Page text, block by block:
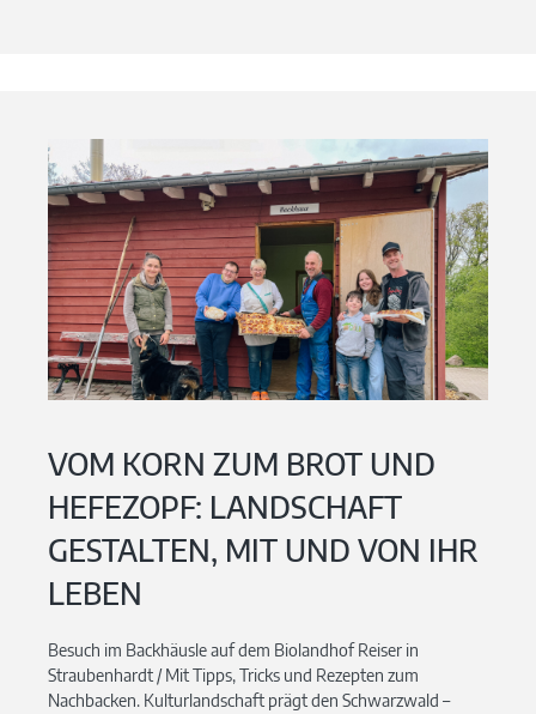
VOM KORN ZUM BROT UND
HEFEZOPF: LANDSCHAFT
GESTALTEN, MIT UND VON IHR
LEBEN
Besuch im Backhäusle auf dem Biolandhof Reiser in
Straubenhardt / Mit Tipps, Tricks und Rezepten zum
Nachbacken. Kulturlandschaft prägt den Schwarzwald –